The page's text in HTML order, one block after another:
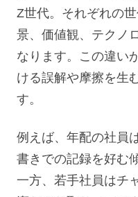
Z世代。それぞれの
景、価値観、テクノ
なります。この違い
ける誤解や摩擦を生
す。
例えば、年配の社員
書きでの記録を好む
一方、若手社員はチ